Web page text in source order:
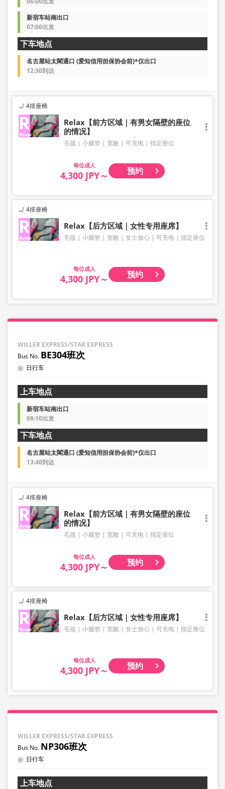
新宿车站南出口
07:00出发
下车地点
名古屋站太閣通口 (爱知信用担保协会前)*仅出口
12:30到达
4排座椅
Relax【前方区域｜有男女隔壁的座位
的情况】
毛毯 小腿垫 宽敞 可充电 指定座位
成人
4,300 JPY～ 预约
4排座椅
Relax【后方区域｜女性专用座席】
毛毯 小腿垫 宽敞 女士放心 可充电 指定座位
成人
4,300 JPY～ 预约
WILLER EXPRESS/STAR EXPRESS
BE304班次
日行车
上车地点
新宿车站南出口
08:10出发
下车地点
名古屋站太閣通口 (爱知信用担保协会前)*仅出口
13:40到达
4排座椅
Relax【前方区域｜有男女隔壁的座位
的情况】
毛毯 小腿垫 宽敞 可充电 指定座位
成人
4,300 JPY～ 预约
4排座椅
Relax【后方区域｜女性专用座席】
毛毯 小腿垫 宽敞 女士放心 可充电 指定座位
成人
4,300 JPY～ 预约
WILLER EXPRESS/STAR EXPRESS
NP306班次
日行车
上车地点